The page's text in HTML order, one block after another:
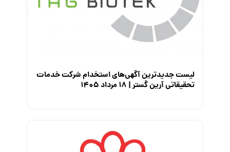
لیست جدیدترین آگهی‌های استخدام شرکت خدمات
تحقیقاتی آرین گستر | ۱۸ مرداد ۱۴۰۵